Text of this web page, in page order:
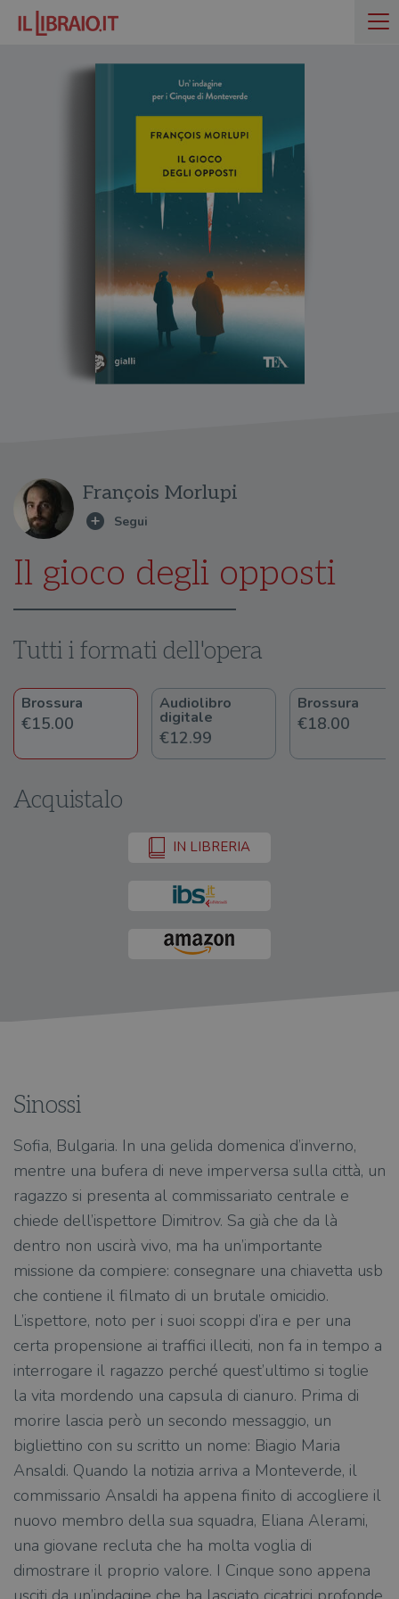
François Morlupi
Il gioco degli opposti
Tutti i formati dell'opera
Brossura
€15.00
Audiolibro
digitale
€12.99
Brossura
€18.00
Acquistalo
IN LIBRERIA
Sinossi
Sofia, Bulgaria. In una gelida domenica d’inverno,
mentre una bufera di neve imperversa sulla città, un
ragazzo si presenta al commissariato centrale e
chiede dell’ispettore Dimitrov. Sa già che da là
dentro non uscirà vivo, ma ha un’importante
missione da compiere: consegnare una chiavetta usb
che contiene il filmato di un brutale omicidio.
L’ispettore, noto per i suoi scoppi d’ira e per una
certa propensione ai traffici illeciti, non fa in tempo a
interrogare il ragazzo perché quest’ultimo si toglie
la vita mordendo una capsula di cianuro. Prima di
morire lascia però un secondo messaggio, un
bigliettino con su scritto un nome: Biagio Maria
Ansaldi. Quando la notizia arriva a Monteverde, il
commissario Ansaldi ha appena finito di accogliere il
nuovo membro della sua squadra, Eliana Alerami,
una giovane recluta che ha molta voglia di
dimostrare il proprio valore. I Cinque sono appena